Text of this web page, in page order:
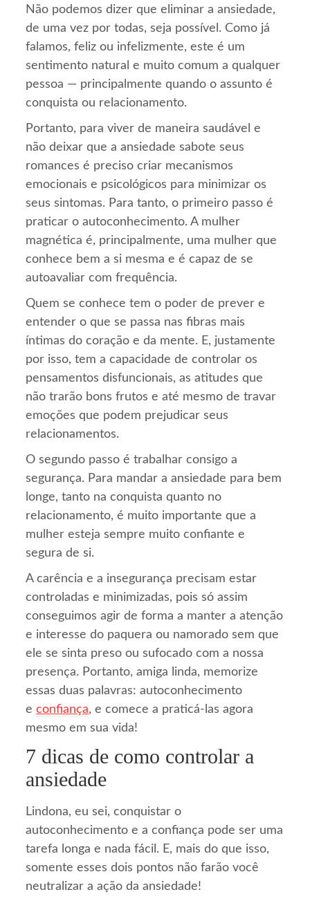
Não podemos dizer que eliminar a ansiedade,
de uma vez por todas, seja possível. Como já
falamos, feliz ou infelizmente, este é um
sentimento natural e muito comum a qualquer
pessoa — principalmente quando o assunto é
conquista ou relacionamento.
Portanto, para viver de maneira saudável e
não deixar que a ansiedade sabote seus
romances é preciso criar mecanismos
emocionais e psicológicos para minimizar os
seus sintomas. Para tanto, o primeiro passo é
praticar o autoconhecimento. A mulher
magnética é, principalmente, uma mulher que
conhece bem a si mesma e é capaz de se
autoavaliar com frequência.
Quem se conhece tem o poder de prever e
entender o que se passa nas fibras mais
íntimas do coração e da mente. E, justamente
por isso, tem a capacidade de controlar os
pensamentos disfuncionais, as atitudes que
não trarão bons frutos e até mesmo de travar
emoções que podem prejudicar seus
relacionamentos.
O segundo passo é trabalhar consigo a
segurança. Para mandar a ansiedade para bem
longe, tanto na conquista quanto no
relacionamento, é muito importante que a
mulher esteja sempre muito confiante e
segura de si.
A carência e a insegurança precisam estar
controladas e minimizadas, pois só assim
conseguimos agir de forma a manter a atenção
e interesse do paquera ou namorado sem que
ele se sinta preso ou sufocado com a nossa
presença. Portanto, amiga linda, memorize
essas duas palavras: autoconhecimento
econfiança, e comece a praticá-las agora
mesmo em sua vida!
7 dicas de como controlar a
ansiedade
Lindona, eu sei, conquistar o
autoconhecimento e a confiança pode ser uma
tarefa longa e nada fácil. E, mais do que isso,
somente esses dois pontos não farão você
neutralizar a ação da ansiedade!